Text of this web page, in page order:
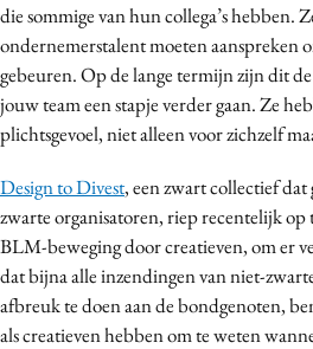
die sommige van hun collega’s hebben.
ondernemerstalent moeten aanspreken
gebeuren. Op de lange termijn zijn dit
jouw team een stapje verder gaan. Ze
plichtsgevoel, niet alleen voor zichzelf
Design to Divest, een zwart collectief
zwarte organisatoren, riep recentelijk
BLM-beweging door creatieven, om er
dat bijna alle inzendingen van niet-
afbreuk te doen aan de bondgenoten,
als creatieven hebben om te weten